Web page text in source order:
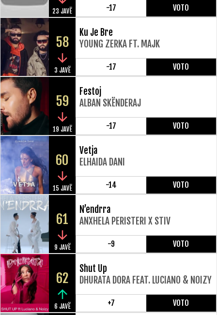
23 JAVË -17 VOTO
58
3 JAVË
Ku Je Bre
YOUNG ZERKA FT. MAJK
-17 VOTO
59
19 JAVË
Festoj
ALBAN SKËNDERAJ
-17 VOTO
60
15 JAVË
Vetja
ELHAIDA DANI
-14 VOTO
61
9 JAVË
N’endrra
ANXHELA PERISTERI X STIV
-9 VOTO
62
6 JAVË
Shut Up
DHURATA DORA FEAT. LUCIANO & NOIZY
+7 VOTO